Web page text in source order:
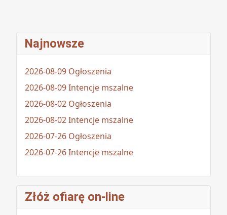
Najnowsze
2026-08-09 Ogłoszenia
2026-08-09 Intencje mszalne
2026-08-02 Ogłoszenia
2026-08-02 Intencje mszalne
2026-07-26 Ogłoszenia
2026-07-26 Intencje mszalne
Złóż ofiarę on-line